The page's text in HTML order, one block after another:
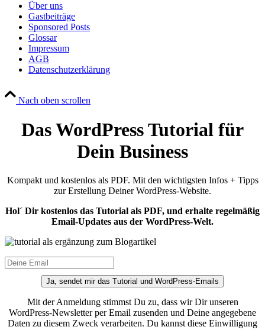
Über uns
Gastbeiträge
Sponsored Posts
Glossar
Impressum
AGB
Datenschutzerklärung
Nach oben scrollen
Das WordPress Tutorial für
Dein Business
Kompakt und kostenlos als PDF. Mit den wichtigsten Infos + Tipps
zur Erstellung Deiner WordPress-Website.
Hol´ Dir kostenlos das Tutorial als PDF, und erhalte regelmäßig
Email-Updates aus der WordPress-Welt.
Ja, sendet mir das Tutorial und WordPress-Emails
Mit der Anmeldung stimmst Du zu, dass wir Dir unseren
WordPress-Newsletter per Email zusenden und Deine angegebene
Daten zu diesem Zweck verarbeiten. Du kannst diese Einwilligung